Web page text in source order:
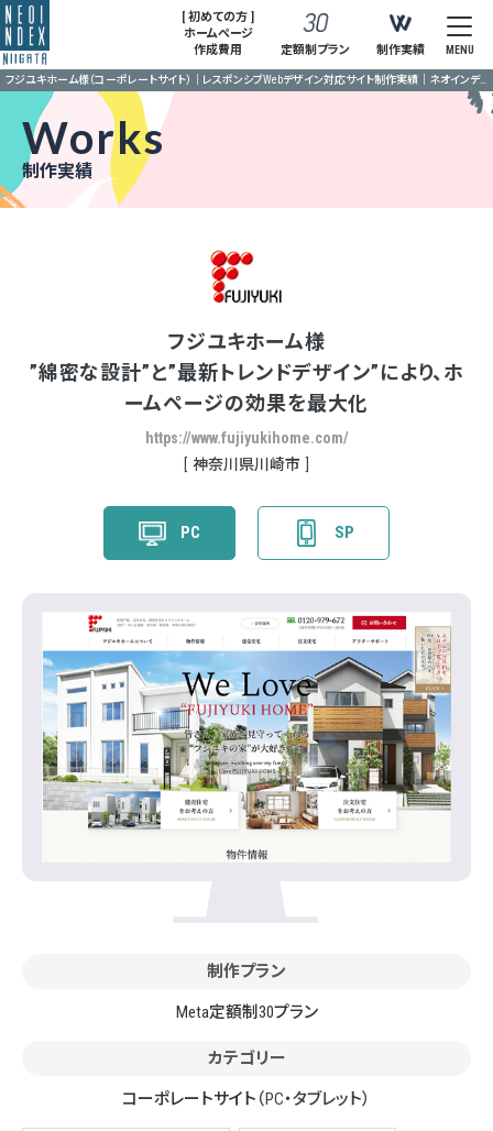
[ 初めての方 ]
ホームページ
作成費用
定額制プラン 制作実績 MENU
フジユキホーム様（コーポレートサイト）｜レスポンシブWebデザイン対応サイト制作実績｜ネオインデックス新潟
Works
制作実績
フジユキホーム様
”綿密な設計”と”最新トレンドデザイン”により、ホ
ームページの効果を最大化
https://www.fujiyukihome.com/
神奈川県川崎市
PC SP
制作プラン
Meta定額制30プラン
カテゴリー
コーポレートサイト （PC・タブレット）